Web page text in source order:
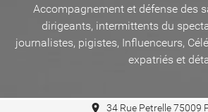
Accompagnement et défense des
dirigeants, intermittents du
journalistes, pigistes, Influenceurs,
expatriés et
34 Rue Petrelle 75009